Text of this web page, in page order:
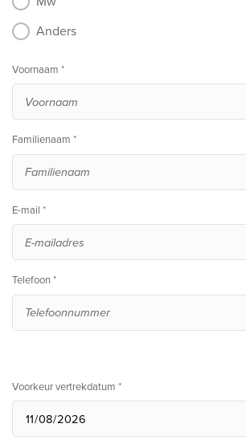
Anders
Voornaam *
Familienaam *
E-mail *
Telefoon *
Voorkeur vertrekdatum *